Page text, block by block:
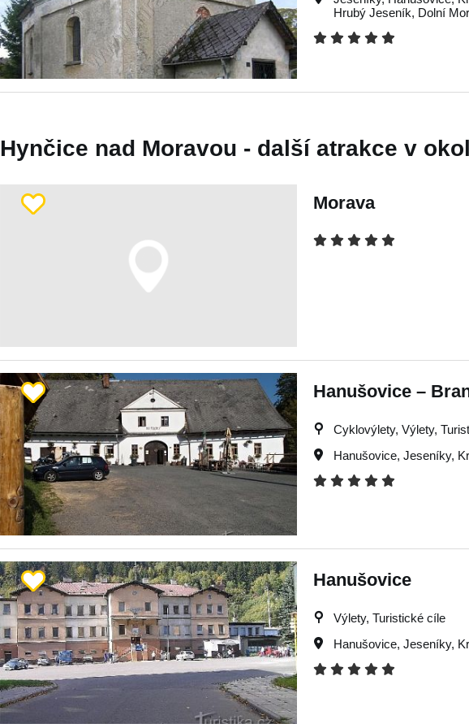
Hrubý Jeseník, Dolní
Hynčice nad Moravou - další atrakce v
Morava
Hanušovice –
Cyklovýlety, Výlety,
Hanušovice, Jeseníky,
Hanušovice
Výlety, Turistické cíle
Hanušovice, Jeseníky,